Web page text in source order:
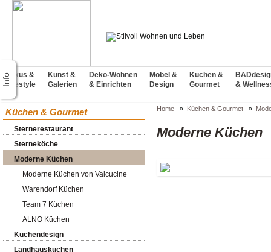
Luxus &
Lifestyle
Kunst &
Galerien
Deko-Wohnen
& Einrichten
Möbel &
Design
Küchen &
Gourmet
&
Küchen & Gourmet
Sternerestaurant
Sterneköche
Moderne Küchen
Moderne Küchen von Valcucine
Warendorf Küchen
Team 7 Küchen
ALNO Küchen
Küchendesign
Landhausküchen
Home » Küchen & Gourmet »
Moderne Küchen